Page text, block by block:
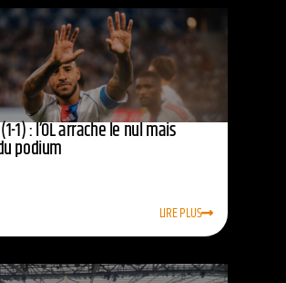
(1-1) : l’OL arrache le nul mais
podium
LIRE PLUS